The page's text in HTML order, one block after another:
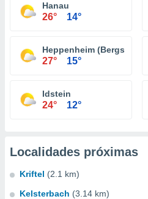
Hanau
26° 14°
Heppenheim (Bergstraße)
27° 15°
Idstein
24° 12°
Localidades próximas
Kriftel (2.1 km)
Kelsterbach (3.14 km)